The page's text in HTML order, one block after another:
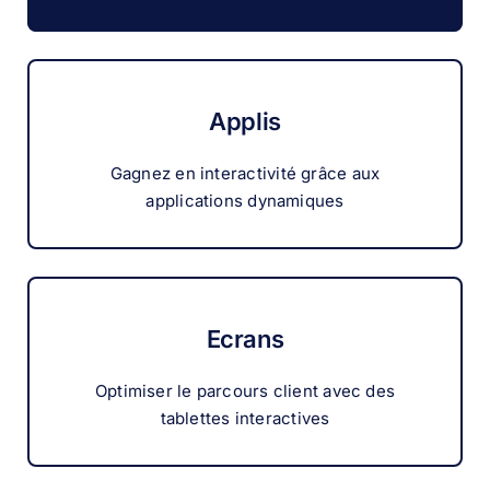
Applis
Gagnez en interactivité grâce aux
applications dynamiques
Ecrans
Optimiser le parcours client avec des
tablettes interactives